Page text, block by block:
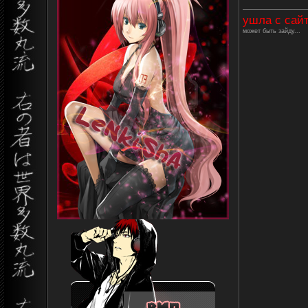
ушла с
может быть зайду...